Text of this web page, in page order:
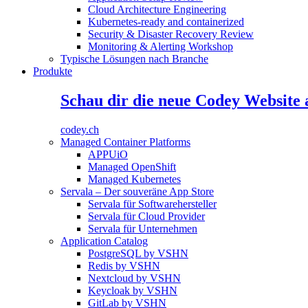
Cloud Architecture Engineering
Kubernetes-ready and containerized
Security & Disaster Recovery Review
Monitoring & Alerting Workshop
Typische Lösungen nach Branche
Produkte
Schau dir die neue Codey Website
codey.ch
Managed Container Platforms
APPUiO
Managed OpenShift
Managed Kubernetes
Servala – Der souveräne App Store
Servala für Softwarehersteller
Servala für Cloud Provider
Servala für Unternehmen
Application Catalog
PostgreSQL by VSHN
Redis by VSHN
Nextcloud by VSHN
Keycloak by VSHN
GitLab by VSHN